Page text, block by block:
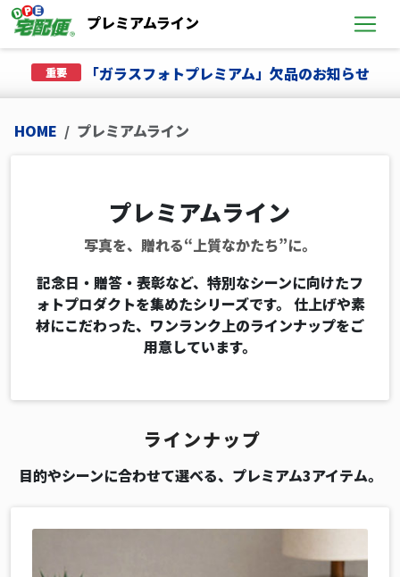
プレミアムライン
重要なお知らせ
重要 「ガラスフォトプレミアム」欠品のお知らせ
HOME プレミアムライン
プレミアムライン
プレミアムライン
写真を、贈れる“上質なかたち”に。
記念日・贈答・表彰など、特別なシーンに向けたフ
ォトプロダクトを集めたシリーズです。 仕上げや素
材にこだわった、ワンランク上のラインナップをご
用意しています。
ラインナップ
目的やシーンに合わせて選べる、プレミアム3アイテム。